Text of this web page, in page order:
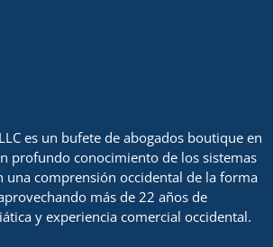
es un bufete de abogados boutique en
profundo conocimiento de los sistemas
una comprensión occidental de la forma
más de 22 años de
y experiencia comercial occidental.